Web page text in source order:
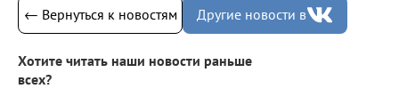
← Вернуться к новостям Другие новости в
Хотите читать наши новости раньше
всех?